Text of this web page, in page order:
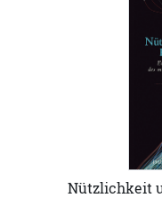
Nützlichkeit